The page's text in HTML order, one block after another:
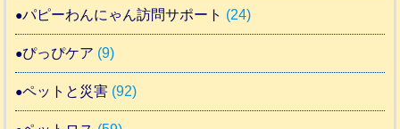
パピーわんにゃん訪問サポート (24)
ぴっぴケア (9)
ペットと災害 (92)